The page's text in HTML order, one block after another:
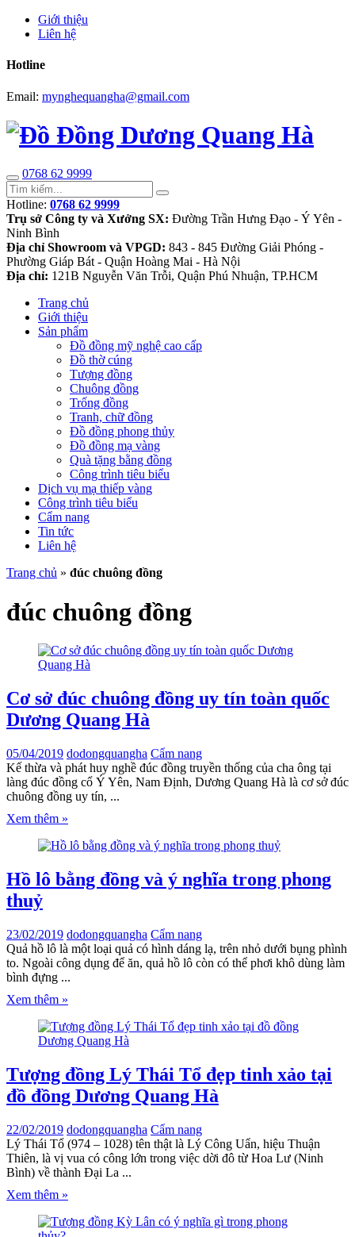
Giới thiệu
Liên hệ
Hotline
Email: mynghequangha@gmail.com
0768 62 9999
Hotline: 0768 62 9999
Trụ sở Công ty và Xưởng SX: Đường Trần Hưng Đạo - Ý Yên -
Ninh Bình
Địa chỉ Showroom và VPGD: 843 - 845 Đường Giải Phóng -
Phường Giáp Bát - Quận Hoàng Mai - Hà Nội
Địa chỉ: 121B Nguyễn Văn Trỗi, Quận Phú Nhuận, TP.HCM
Trang chủ
Giới thiệu
Sản phẩm
Đồ đồng mỹ nghệ cao cấp
Đồ thờ cúng
Tượng đồng
Chuông đồng
Trống đồng
Tranh, chữ đồng
Đồ đồng phong thủy
Đồ đồng mạ vàng
Quà tặng bằng đồng
Công trình tiêu biểu
Dịch vụ mạ thiếp vàng
Công trình tiêu biểu
Cẩm nang
Tin tức
Liên hệ
Trang chủ » đúc chuông đồng
đúc chuông đồng
Cơ sở đúc chuông đồng uy tín toàn quốc
Dương Quang Hà
05/04/2019 dodongquangha Cẩm nang
Kế thừa và phát huy nghề đúc đồng truyền thống của cha ông tại
làng đúc đồng cổ Ý Yên, Nam Định, Dương Quang Hà là cơ sở đúc
chuông đồng uy tín, ...
Xem thêm »
Hồ lô bằng đồng và ý nghĩa trong phong
thuỷ
23/02/2019 dodongquangha Cẩm nang
Quả hồ lô là một loại quả có hình dáng lạ, trên nhỏ dưới bụng phình
to. Ngoài công dụng để ăn, quả hồ lô còn có thể phơi khô dùng làm
bình đựng ...
Xem thêm »
Tượng đồng Lý Thái Tổ đẹp tinh xảo tại
đồ đồng Dương Quang Hà
22/02/2019 dodongquangha Cẩm nang
Lý Thái Tổ (974 – 1028) tên thật là Lý Công Uẩn, hiệu Thuận
Thiên, là vị vua có công lớn trong việc dời đô từ Hoa Lư (Ninh
Bình) về thành Đại La ...
Xem thêm »